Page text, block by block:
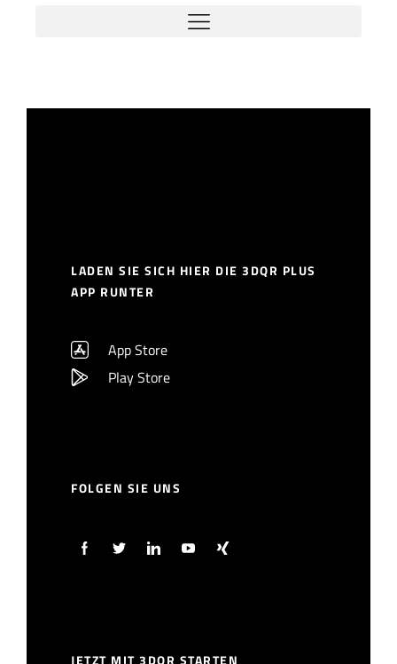
LADEN SIE SICH HIER DIE 3DQR PLUS
APP RUNTER
App Store
Play Store
FOLGEN SIE UNS
JETZT MIT 3DQR STARTEN